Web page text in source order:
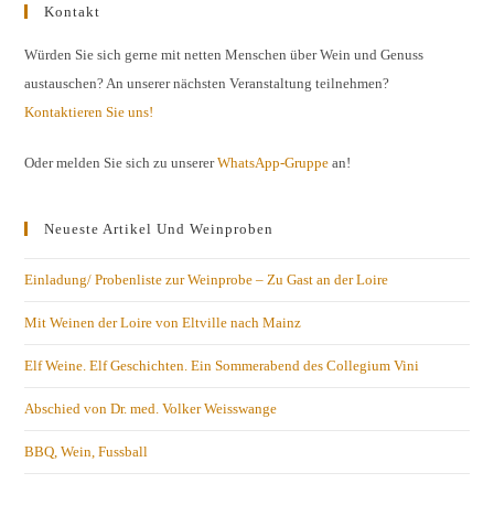
Kontakt
Würden Sie sich gerne mit netten Menschen über Wein und Genuss
austauschen? An unserer nächsten Veranstaltung teilnehmen?
Kontaktieren Sie uns!
Oder melden Sie sich zu unsererWhatsApp-Gruppe an!
Neueste Artikel Und Weinproben
Einladung/ Probenliste zur Weinprobe – Zu Gast an der Loire
Mit Weinen der Loire von Eltville nach Mainz
Elf Weine. Elf Geschichten. Ein Sommerabend des Collegium Vini
Abschied von Dr. med. Volker Weisswange
BBQ, Wein, Fussball